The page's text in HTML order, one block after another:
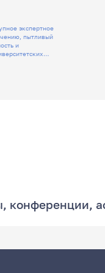
экспертное
пытливый
конференции,